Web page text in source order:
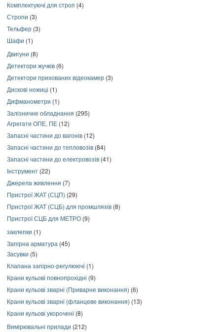
Комплектуючі для строп (4)
Стропи (3)
Тельфер (3)
Шафи (1)
Двигуни (8)
Детектори жучків (6)
Детектори прихованих відеокамер (3)
Дискові ножиці (1)
Дифманометри (1)
Залізничне обладнання (295)
Агрегати ОПЕ, ПЕ (12)
Запасні частини до вагонів (12)
Запасні частини до тепловозів (84)
Запасні частини до електровозів (41)
Інструмент (22)
Джерела живлення (7)
Пристрої ЖАТ (СЦП) (29)
Пристрої ЖАТ (СЦБ) для промшляхів (8)
Пристрої СЦБ для МЕТРО (9)
заклепки (1)
Запірна арматура (45)
Засувки (5)
Клапана запірно-регулюючі (1)
Крани кульові повнопрохідні (9)
Крани кульові зварні (Приварне виконання) (6)
Крани кульові зварні (фланцеве виконання) (13)
Крани кульові укорочені (8)
Вимірювальні прилади (212)